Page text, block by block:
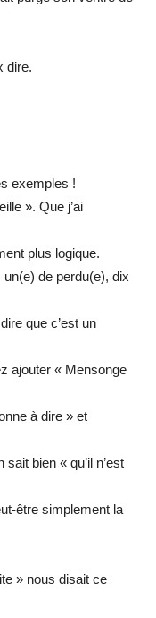
dire.
exemples !
». Que j’ai
plus logique.
de perdu(e), dix
que c’est un
ajouter « Mensonge
à dire » et
sait bien « qu’il n’est
être simplement la
» nous disait ce